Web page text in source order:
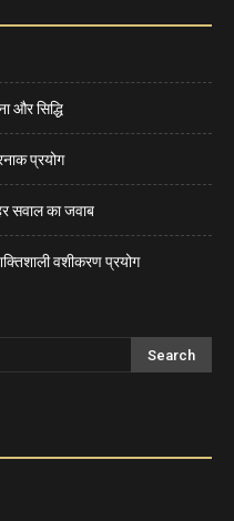
और सिद्धि
प्रयोग
सवाल का जवाब
वशीकरण प्रयोग